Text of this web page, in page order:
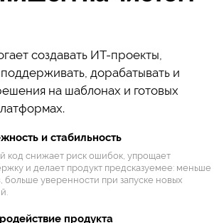
создавать ИТ-проекты,
дорабатывать и
на шаблонах и готовых
и стабильность
код снижает риск ошибок, упрощает
и делает продукт предсказуемее: меньше
больше уверенности при запуске новых
продукта